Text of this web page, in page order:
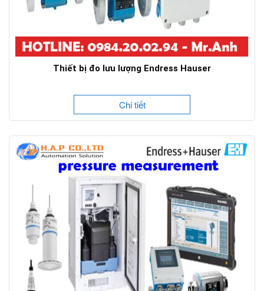
Thiết bị đo lưu lượng Endress Hauser
Chi tiết